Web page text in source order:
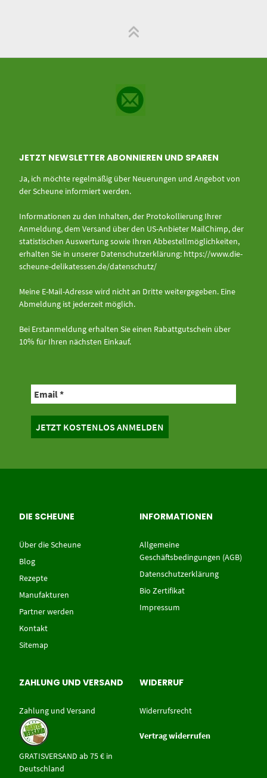
JETZT NEWSLETTER ABONNIEREN UND SPAREN
Ja, ich möchte regelmäßig über Neuerungen und Angebot von
der Scheune informiert werden.
Informationen zu den Inhalten, der Protokollierung Ihrer
Anmeldung, dem Versand über den US-Anbieter MailChimp, der
statistischen Auswertung sowie Ihren Abbestellmöglichkeiten,
erhalten Sie in unserer Datenschutzerklärung: https://www.die-
scheune-delikatessen.de/datenschutz/
Meine E-Mail-Adresse wird nicht an Dritte weitergegeben. Eine
Abmeldung ist jederzeit möglich.
Bei Erstanmeldung erhalten Sie einen Rabattgutschein über
10% für Ihren nächsten Einkauf.
DIE SCHEUNE
Über die Scheune
Blog
Rezepte
Manufakturen
Partner werden
Kontakt
Sitemap
INFORMATIONEN
Allgemeine
Geschäftsbedingungen (AGB)
Datenschutzerklärung
Bio Zertifikat
Impressum
ZAHLUNG UND VERSAND
Zahlung und Versand
GRATISVERSAND ab 75 € in
Deutschland
WIDERRUF
Widerrufsrecht
Vertrag widerrufen